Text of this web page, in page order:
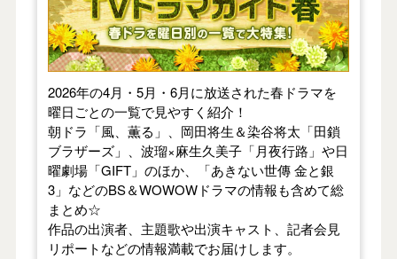
2026年の4月・5月・6月に放送された春ドラマを
曜日ごとの一覧で見やすく紹介！
朝ドラ「風、薫る」、岡田将生＆染谷将太「田鎖
ブラザーズ」、波瑠×麻生久美子「月夜行路」や日
曜劇場「GIFT」のほか、「あきない世傳 金と銀
3」などのBS＆WOWOWドラマの情報も含めて総
まとめ☆
作品の出演者、主題歌や出演キャスト、記者会見
リポートなどの情報満載でお届けします。